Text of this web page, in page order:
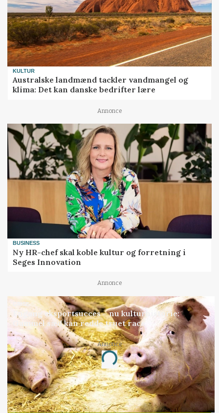
KULTUR
Australske landmænd tackler vandmangel og
klima: Det kan danske bedrifter lære
Annonce
BUSINESS
Ny HR-chef skal koble kultur og forretning i
Seges Innovation
Annonce
GRISE
Engang eksportsucces – nu kulturhistorie:
Gammel sæd kan redde truet race
Annonce
Loading...
Jobs